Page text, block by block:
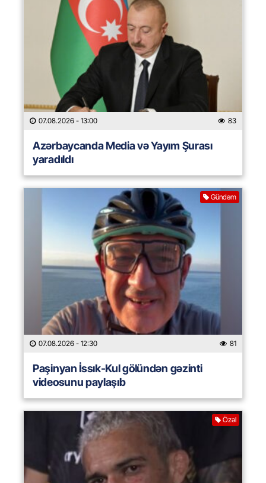
07.08.2026 - 13:00 83
Azərbaycanda Media və Yayım Şurası
yaradıldı
Gündəm
07.08.2026 - 12:30 81
Paşinyan İssık-Kul gölündən gəzinti
videosunu paylaşıb
Özəl